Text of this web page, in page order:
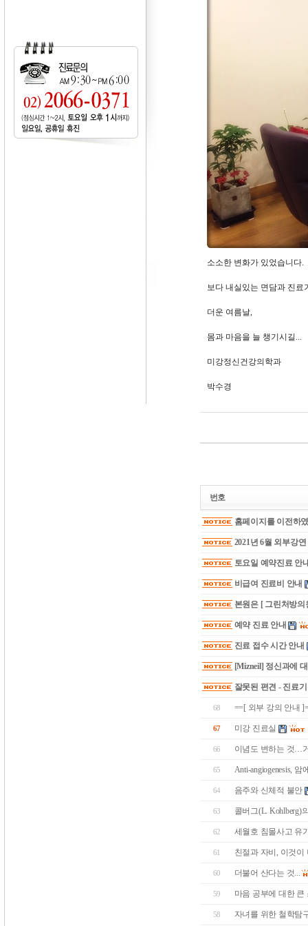
소소한 변화가 있었습니다.
보다 내실있는 면담과 진료
더운 여름날,
몸과 마음을 늘 챙기시길...
미강정신건강의학과
박수경
번호
홈페이지를 이전하
2021년 6월 외부강
토요일 예약진료 안
비급여 진료비 안내
본원은 [ 그린처방의
예약 진료 안내
진료 접수 시간 안내
[Mizneil] 정신과에
잘못된 편견 - 진료
68 ==[ 외부 강의 안내
67 미강 진료실
66 이념도 변하는 것…
65 Anti-angiogenesis,
64 음주와 신체적 불안
63 콜버그(L. Kohlberg)
62 세월호 침몰사고 유
61 친절과 자비, 이것
60 더불어 산다는 것...
59 마음 공부에 대한 큰
58 자녀를 위한 철학탐